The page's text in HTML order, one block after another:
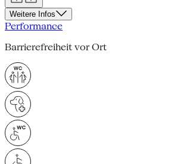
Weitere Infos
Performance
Barrierefreiheit vor Ort